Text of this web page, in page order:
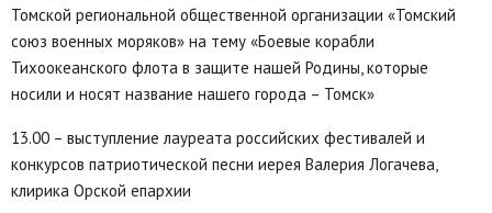
Томской региональной общественной организации «Томский
союз военных моряков» на тему «Боевые корабли
Тихоокеанского флота в защите нашей Родины, которые
носили и носят название нашего города – Томск»
13.00 – выступление лауреата российских фестивалей и
конкурсов патриотической песни иерея Валерия Логачева,
клирика Орской епархии